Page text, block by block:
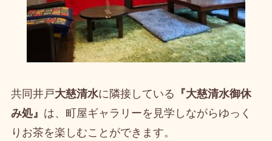
共同井戸大慈清水に隣接している 『大慈清水御休
み処』 は、町屋ギャラリーを見学しながらゆっく
りお茶を楽しむことができます。